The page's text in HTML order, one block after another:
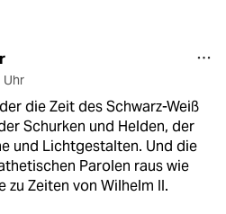
Uhr
die Zeit des Schwarz-Weiß
Schurken und Helden, der
und Lichtgestalten. Und die
Parolen raus wie
zu Zeiten von Wilhelm II.